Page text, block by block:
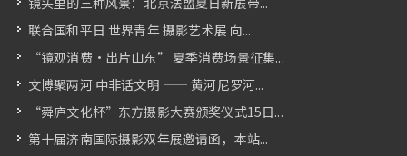
联合国和平日 世界青年 摄影艺术展 向...
“镜观消费・出片山东” 夏季消费场景征集...
文博聚两河 中非话文明 —— 黄河尼罗河...
“舜庐文化杯”东方摄影大赛颁奖仪式15日...
第十届济南国际摄影双年展邀请函，本站...